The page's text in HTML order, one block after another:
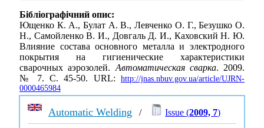
Бібліографічний опис:
Ющенко К. А., Булат А. В., Левченко О. Г., Безушко О.
Н., Самойленко В. И., Довгаль Д. И., Каховский Н. Ю.
Влияние состава основного металла и электродного
покрытия на гигиенические характеристики
сварочных аэрозолей.Автоматическая сварка. 2009.
№ 7. С. 45-50. URL: http://jnas.nbuv.gov.ua/article/UJRN-
0000465984
Automatic Welding / Issue (2009, 7)